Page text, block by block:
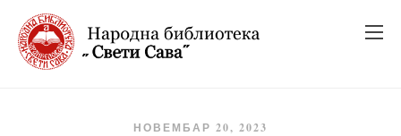
_
_
НОВЕМБАР 20, 2023